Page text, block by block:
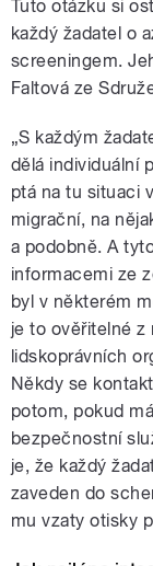
Tuto otázku si
každý žadatel o
screeningem.
Faltová ze
„S každým
dělá individuální
ptá na tu situaci
migrační, na
a podobně. A
informacemi ze
byl v některém
je to ověřitelné z
lidskoprávních
Někdy se
potom, pokud
bezpečnostní
je, že každý
zaveden do
mu vzaty otisky